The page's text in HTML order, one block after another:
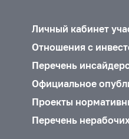
Личный кабинет
Отношения с
Перечень
Официальное
Проекты
Перечень